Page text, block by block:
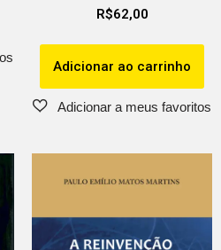
R$62,00
Adicionar ao carrinho